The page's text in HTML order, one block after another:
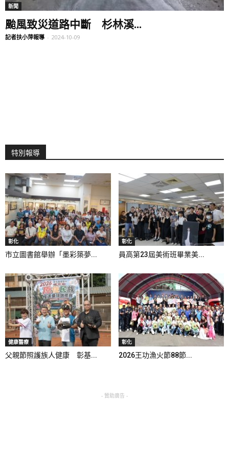
新聞
颱風致災道路中斷 杉林溪...
記者扶小萍報導 - 2024-10-09
特別報導
彰化
市立圖書館舉辦「墨彩築夢...
彰化
員高第23屆美術班畢業美...
健康醫療
父親節照護族人健康 彰基...
彰化
2026王功漁火節88節...
- 贊助廣告 -